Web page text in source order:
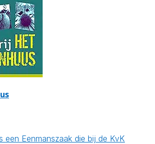
een Eenmanszaak die bij de KvK